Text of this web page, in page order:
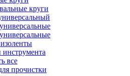
круги
все
прочистки